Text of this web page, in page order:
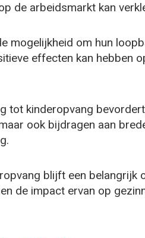
de arbeidsmarkt kan
mogelijkheid om hun
effecten kan hebben
tot kinderopvang
ook bijdragen aan
blijft een belangrijk
de impact ervan op